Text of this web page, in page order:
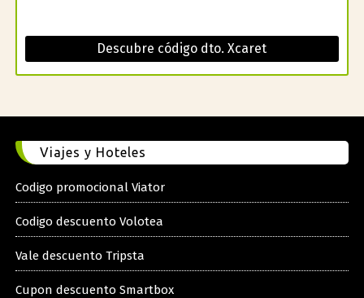
Descubre código dto. Xcaret
Viajes y Hoteles
Codigo promocional Viator
Codigo descuento Volotea
Vale descuento Tripsta
Cupon descuento Smartbox